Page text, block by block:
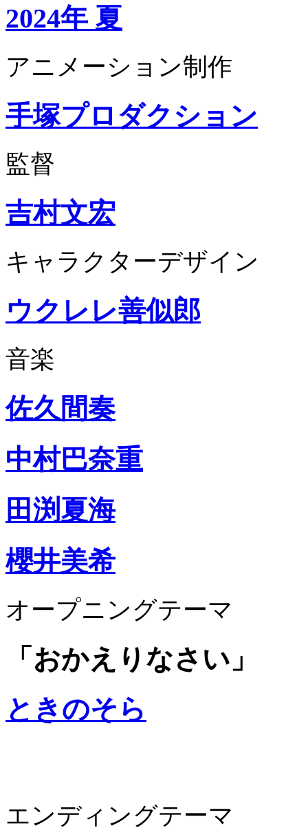
2024年 夏
アニメーション制作
手塚プロダクション
監督
吉村文宏
キャラクターデザイン
ウクレレ善似郎
音楽
佐久間奏
中村巴奈重
田渕夏海
櫻井美希
オープニングテーマ
「おかえりなさい」
ときのそら
エンディングテーマ